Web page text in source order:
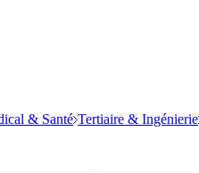
& Santé Tertiaire & Ingénierie